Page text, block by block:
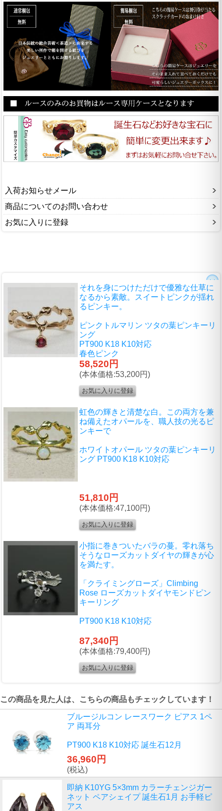
入荷お知らせメール
商品についてのお問い合わせ
お気に入りに登録
それを身につけただけで優雅な仕草に
なるから素敵。スイートピンクが揺れ
るピンキー。
ピンクトルマリン ツタの葉ピンキーリ
ング
PT900 K18 K10対応
春色ピンク
58,520円
(本体価格:53,200円)
虹色の輝きと清楚な白。この両方を兼
ね備えたオパールを、職人技の光るピ
ンキーで
ホワイトオパール ツタの葉ピンキーリ
ング PT900 K18 K10対応
51,810円
(本体価格:47,100円)
小指に巻きついたバラの蔓。零れ落ち
そうなローズカットダイヤの輝きが心
を満たす。
「クライミングローズ」Climbing
Rose ローズカットダイヤモンドピン
キーリング
PT900 K18 K10対応
87,340円
(本体価格:79,400円)
この商品を見た人は、こちらの商品もチェックしています！
ブルージルコン レースワーク ピアス 1ペ
ア 両耳分
PT900 K18 K10対応 誕生石12月
36,960円
(税込)
即納 K10YG 5×3mm カラーチェンジガー
ネット ペアシェイプ 誕生石1月 お手軽ピ
アス